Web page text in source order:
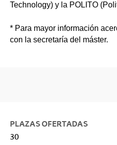
Technology) y la POLITO
* Para mayor información
con la secretaría del máster.
PLAZAS OFERTADAS
30